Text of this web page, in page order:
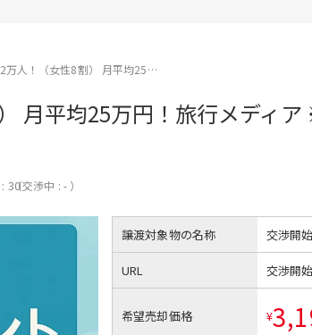
万人！（女性8割） 月平均25…
月平均25万円！旅行メディ
30
（交渉中 : - ）
譲渡対象物の名称 交渉開
URL 交渉開
希望売却価格 ¥